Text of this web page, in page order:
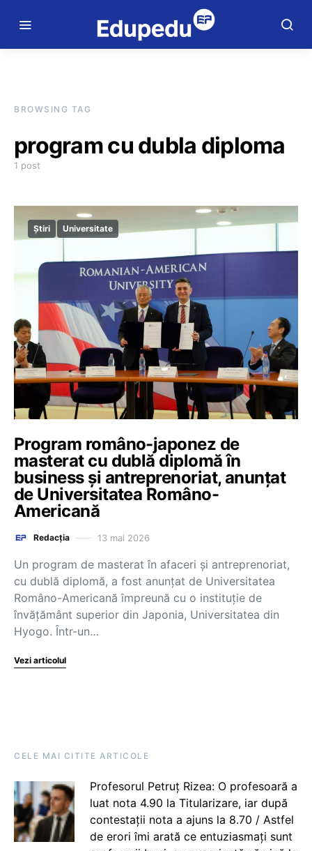
BROWSING TAG
program cu dubla diploma
1 post
Știri Universitate
Program româno-japonez de
masterat cu dublă diplomă în
business și antreprenoriat, anunțat
de Universitatea Româno-
Americană
Redacția 13 mai 2026
Un program de masterat în afaceri și antreprenoriat,
cu dublă diplomă, a fost anunțat de Universitatea
Româno-Americană împreună cu o instituție de
învățământ superior din Japonia, Universitatea din
Hyogo. Într-un…
Vezi articolul
CELE MAI CITITE ARTICOLE
Profesorul Petruț Rizea: O profesoară a
luat nota 4.90 la Titularizare, iar după
contestații nota a ajuns la 8.70 / Astfel
de erori îmi arată ce entuziasmați sunt